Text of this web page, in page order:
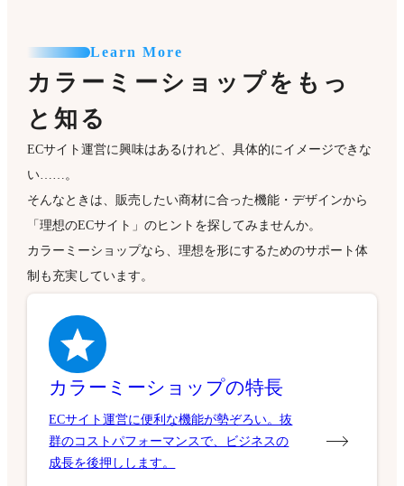
Learn More
カラーミーショップをもっ
と知る
ECサイト運営に興味はあるけれど、具体的にイメージできな
い……。
そんなときは、販売したい商材に合った機能・デザインから
「理想のECサイト」のヒントを探してみませんか。
カラーミーショップなら、理想を形にするためのサポート体
制も充実しています。
カラーミーショップの特長
ECサイト運営に便利な機能が勢ぞろい。抜
群のコストパフォーマンスで、ビジネスの
成長を後押しします。